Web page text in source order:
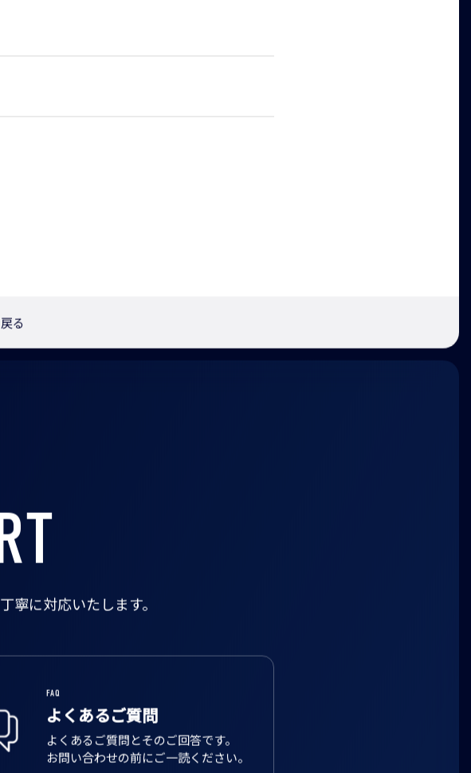
る
寧に対応いたします。
FAQ
よくあるご質問
よくあるご質問とそのご回答です。
お問い合わせの前にご一読ください。